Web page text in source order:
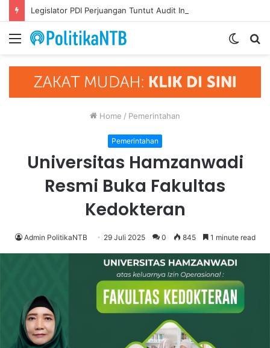
Menu
Switch
Home / Pemerintahan
Pemerintahan
Universitas Hamzanwadi
Resmi Buka Fakultas
Kedokteran
Admin PolitikaNTB 29 Juli 2025 0 845 1 minute read